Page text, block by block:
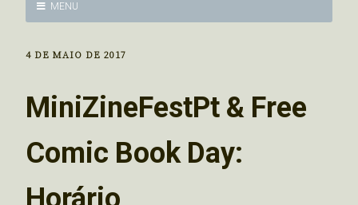
MENU
4 DE MAIO DE 2017
MiniZineFestPt & Free
Comic Book Day:
Horário